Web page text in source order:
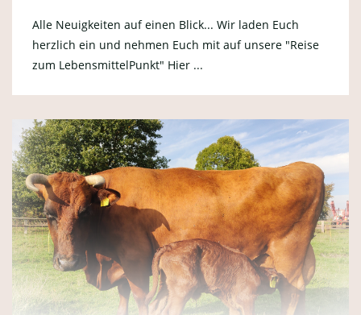
Alle Neuigkeiten auf einen Blick... Wir laden Euch
herzlich ein und nehmen Euch mit auf unsere "Reise
zum LebensmittelPunkt" Hier ...